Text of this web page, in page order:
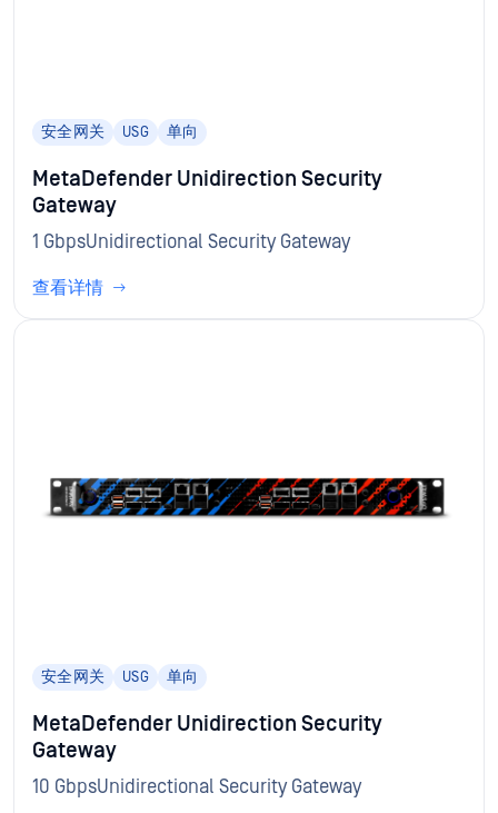
安全网关 USG 单向
MetaDefender Unidirection Security
Gateway
1 GbpsUnidirectional Security Gateway
查看详情
安全网关 USG 单向
MetaDefender Unidirection Security
Gateway
10 GbpsUnidirectional Security Gateway